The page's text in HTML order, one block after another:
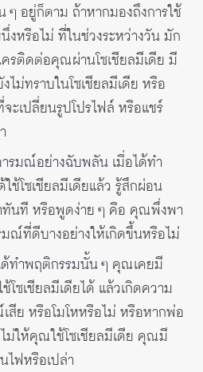
ๆ อยู่ก็ตาม ถ้าหากมองถึงการใช้
หรือไม่ ที่ในช่วงระหว่างวัน มัก
รติดต่อคุณผ่านโซเชียลมีเดีย มี
ม่ทราบในโซเชียลมีเดีย หรือ
เปลี่ยนรูปโปรไฟล์ หรือแชร์
ารมณ์อย่างฉับพลัน เมื่อได้ทำ
ช้โซเชียลมีเดียแล้ว รู้สึกผ่อน
ทันที หรือพูดง่าย ๆ คือ คุณพึ่งพา
มณ์ที่ดีบางอย่างให้เกิดขึ้นหรือไม่
ทำพฤติกรรมนั้น ๆ คุณเคยมี
ซเชียลมีเดียได้ แล้วเกิดความ
สีย หรือโมโหหรือไม่ หรือหากพ่อ
ให้คุณใช้โซเชียลมีเดีย คุณมี
ไฟหรือเปล่า